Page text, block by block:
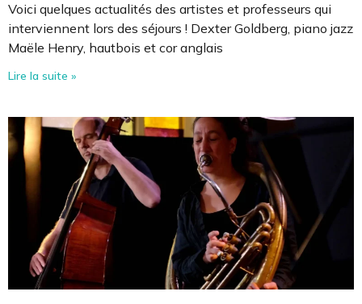
Voici quelques actualités des artistes et professeurs qui
interviennent lors des séjours ! Dexter Goldberg, piano jazz
Maële Henry, hautbois et cor anglais
Lire la suite »